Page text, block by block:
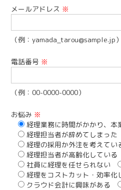
メールアドレス ※
（例：yamada_tarou@sample.jp）
電話番号 ※
（例：00-0000-0000）
お悩み ※
経理業務に時間がかかり、本
経理担当者が辞めてしまった
経理の採用か外注を考えてい
経理担当者が高齢化している
社員に経理を任せられない
経理をコストカット・効率化
クラウド会計に興味がある